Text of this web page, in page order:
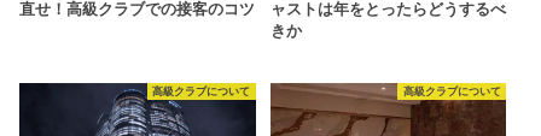
直せ！高級クラブでの接客のコツ
ャストは年をとったらどうするべ
きか
高級クラブについて 高級クラブについて